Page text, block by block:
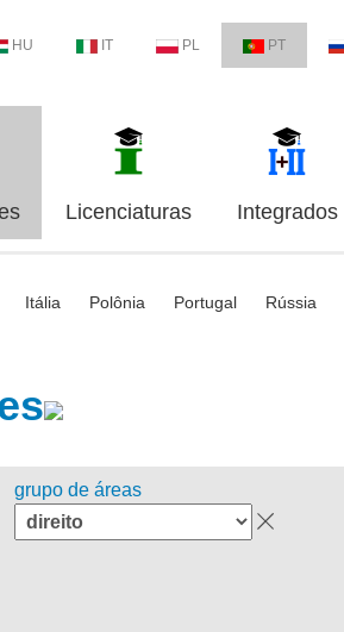
HU IT PL PT
Licenciaturas Integrados
Itália Polônia Portugal Rússia
grupo de áreas